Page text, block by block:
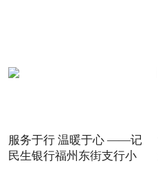
服务于行 温暖于心 ——记
民生银行福州东街支行小